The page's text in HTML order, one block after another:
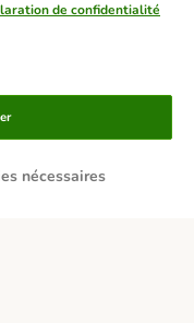
de confidentialité
nécessaires